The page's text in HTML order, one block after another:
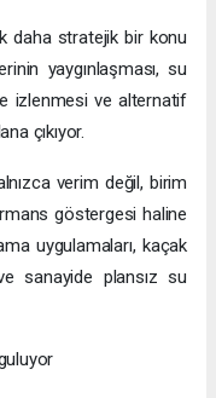
daha stratejik bir konu
yaygınlaşması, su
izlenmesi ve alternatif
çıkıyor.
verim değil, birim
göstergesi haline
uygulamaları, kaçak
sanayide plansız su